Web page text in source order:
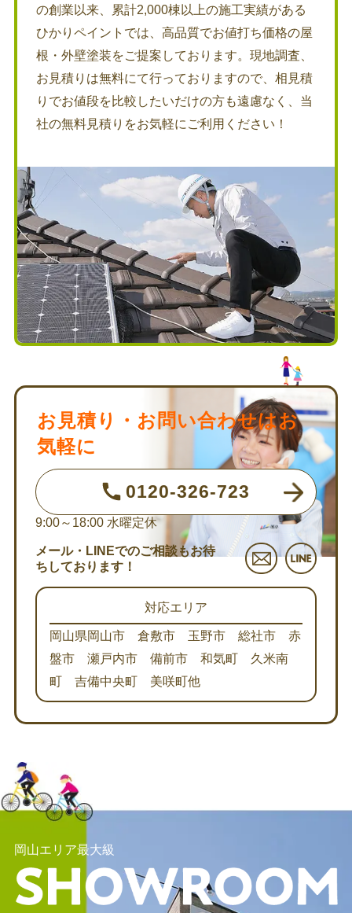
の創業以来、累計2,000棟以上の施工実績がある
ひかりペイントでは、高品質でお値打ち価格の屋
根・外壁塗装をご提案しております。現地調査、
お見積りは無料にて行っておりますので、相見積
りでお値段を比較したいだけの方も遠慮なく、当
社の無料見積りをお気軽にご利用ください！
お見積り・お問い合わせはお
気軽に
0120-326-723
9:00～18:00 水曜定休
メール・LINEでのご相談もお待
ちしております！
対応エリア
岡山県岡山市 倉敷市 玉野市 総社市 赤
盤市 瀬戸内市 備前市 和気町 久米南
町 吉備中央町 美咲町他
岡山エリア最大級